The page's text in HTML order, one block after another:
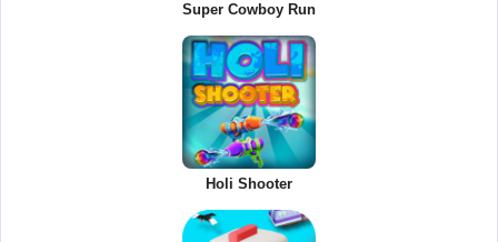
Super Cowboy Run
Holi Shooter